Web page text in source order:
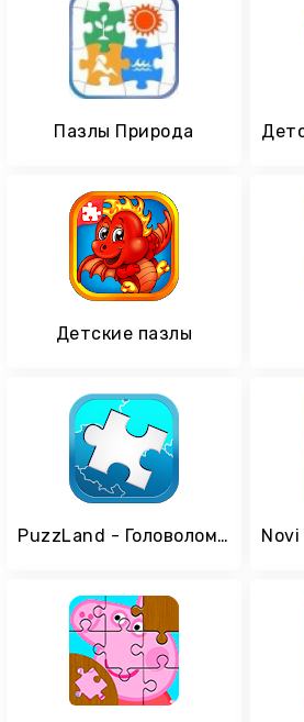
Пазлы Природа
Детские пазлы
PuzzLand - Головоломки и Пазлы Jigsaw